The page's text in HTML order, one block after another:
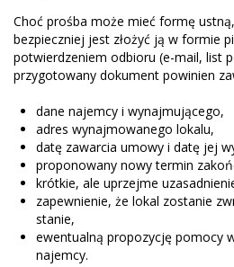
Choć prośba może mieć formę
bezpieczniej jest złożyć ją w formie
potwierdzeniem odbioru (e-mail, list
przygotowany dokument powinien
dane najemcy i wynajmującego,
adres wynajmowanego lokalu,
datę zawarcia umowy i datę jej
proponowany nowy termin
krótkie, ale uprzejme
zapewnienie, że lokal zostanie
stanie,
ewentualną propozycję pomocy
najemcy.